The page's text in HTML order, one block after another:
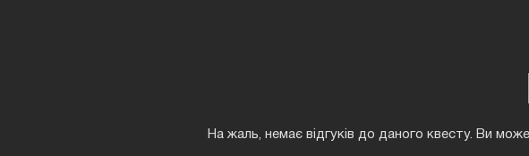
На жаль, немає відгуків до даного квесту. Ви